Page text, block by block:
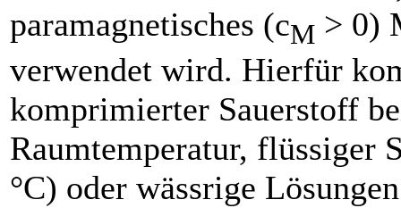
paramagnetisches (cM > 0)
verwendet wird. Hierfür
komprimierter Sauerstoff
Raumtemperatur, flüssiger
°C) oder wässrige